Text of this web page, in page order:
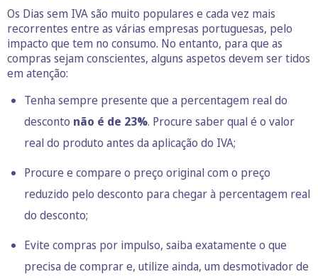
Os Dias sem IVA são muito populares e cada vez mais
recorrentes entre as várias empresas portuguesas, pelo
impacto que tem no consumo. No entanto, para que as
compras sejam conscientes, alguns aspetos devem ser tidos
em atenção:
Tenha sempre presente que a percentagem real do
desconto não é de 23%. Procure saber qual é o valor
real do produto antes da aplicação do IVA;
Procure e compare o preço original com o preço
reduzido pelo desconto para chegar à percentagem real
do desconto;
Evite compras por impulso, saiba exatamente o que
precisa de comprar e, utilize ainda, um desmotivador de